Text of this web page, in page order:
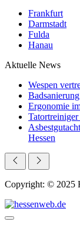
Frankfurt
Darmstadt
Fulda
Hanau
Aktuelle News
Wespen
Ergonomie
Hessen
Copyright: © 2025